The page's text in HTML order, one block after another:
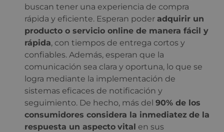
buscan tener una experiencia de compra
rápida y eficiente. Esperan poder adquirir un
producto o servicio online de manera fácil y
rápida, con tiempos de entrega cortos y
confiables. Además, esperan que la
comunicación sea clara y oportuna, lo que se
logra mediante la implementación de
sistemas eficaces de notificación y
seguimiento. De hecho, más del 90% de los
consumidores considera la inmediatez de la
respuesta un aspecto vital en sus